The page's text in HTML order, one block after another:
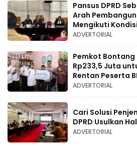
Pansus DPRD
Arah
Mengikuti
ADVERTORIAL
Pemkot
Rp233,5 Juta
Rentan Peserta
ADVERTORIAL
Cari Solusi
DPRD Usulkan
ADVERTORIAL